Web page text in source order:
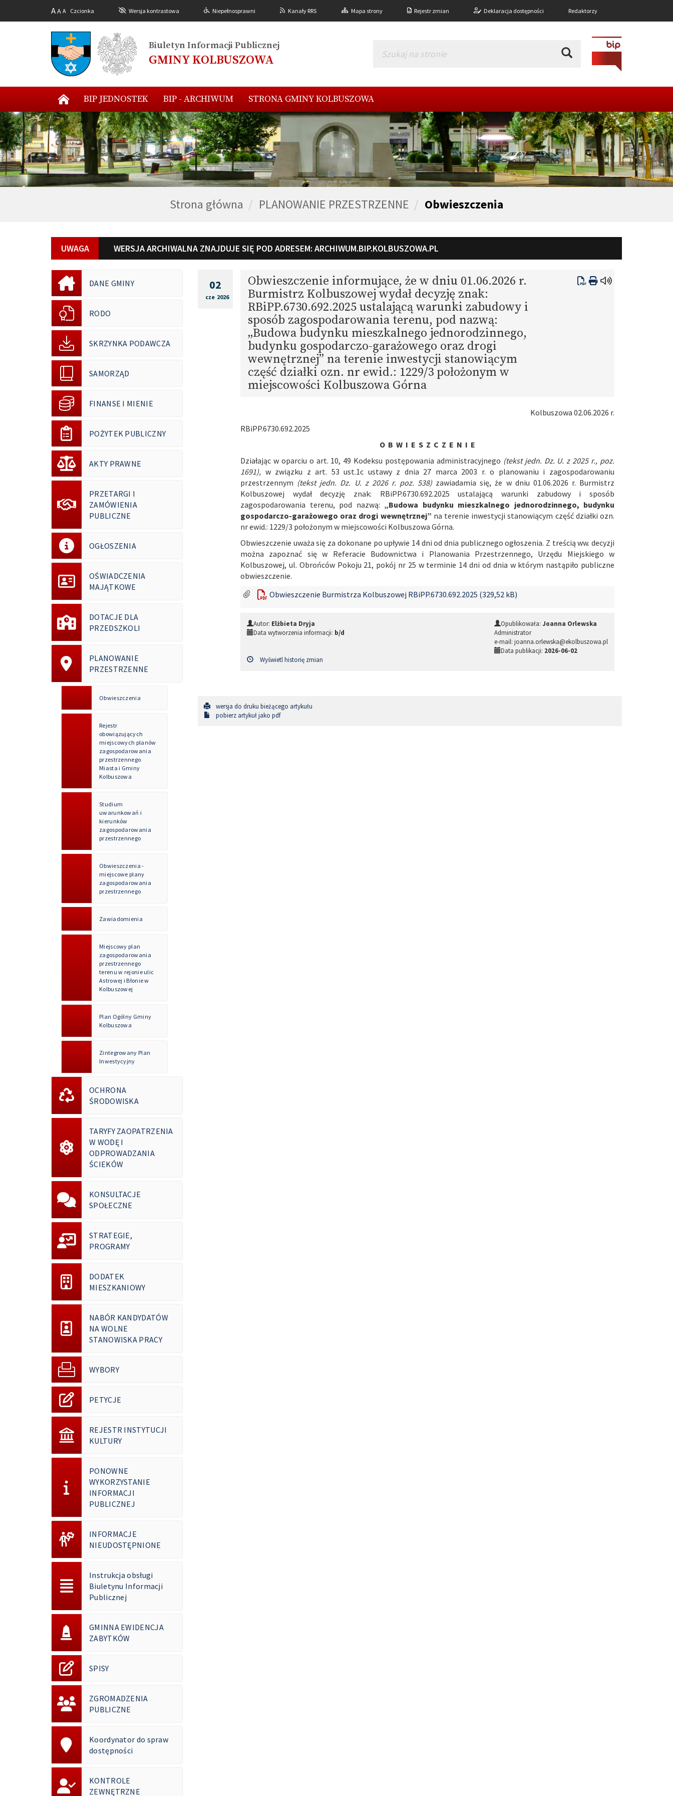
AA A Czcionka Wersja kontrastowa Niepełnosprawni Kanały RRS Mapa strony Rejestr zmian Deklaracja dostępności Redaktorzy
Biuletyn Informacji Publicznej
GMINY KOLBUSZOWA
BIP JEDNOSTEK BIP - ARCHIWUM STRONA GMINY KOLBUSZOWA
Strona główna PLANOWANIE PRZESTRZENNE Obwieszczenia
UWAGA WERSJA ARCHIWALNA ZNAJDUJE SIĘ POD ADRESEM: ARCHIWUM.BIP.KOLBUSZOWA.PL
DANE GMINY
RODO
SKRZYNKA PODAWCZA
SAMORZĄD
FINANSE I MIENIE
POŻYTEK PUBLICZNY
AKTY PRAWNE
PRZETARGI I
ZAMÓWIENIA
PUBLICZNE
OGŁOSZENIA
OŚWIADCZENIA
MAJĄTKOWE
DOTACJE DLA
PRZEDSZKOLI
PLANOWANIE
PRZESTRZENNE
Obwieszczenia
Rejestr
obowiązujących
miejscowych planów
zagospodarowania
przestrzennego
Miasta i Gminy
Kolbuszowa
Studium
uwarunkowań i
kierunków
zagospodarowania
przestrzennego
Obwieszczenia -
miejscowe plany
zagospodarowania
przestrzennego
Zawiadomienia
Miejscowy plan
zagospodarowania
przestrzennego
terenu w rejonie ulic
Astrowej i Błonie w
Kolbuszowej
Plan Ogólny Gminy
Kolbuszowa
Zintegrowany Plan
Inwestycyjny
OCHRONA
ŚRODOWISKA
TARYFY ZAOPATRZENIA
W WODĘ I
ODPROWADZANIA
ŚCIEKÓW
KONSULTACJE
SPOŁECZNE
STRATEGIE,
PROGRAMY
DODATEK
MIESZKANIOWY
NABÓR KANDYDATÓW
NA WOLNE
STANOWISKA PRACY
WYBORY
PETYCJE
REJESTR INSTYTUCJI
KULTURY
PONOWNE
WYKORZYSTANIE
INFORMACJI
PUBLICZNEJ
INFORMACJE
NIEUDOSTĘPNIONE
Instrukcja obsługi
Biuletynu Informacji
Publicznej
GMINNA EWIDENCJA
ZABYTKÓW
SPISY
ZGROMADZENIA
PUBLICZNE
Koordynator do spraw
dostępności
KONTROLE
ZEWNĘTRZNE
02
cze 2026
Obwieszczenie informujące, że w dniu 01.06.2026 r.
Burmistrz Kolbuszowej wydał decyzję znak:
RBiPP.6730.692.2025 ustalającą warunki zabudowy i
sposób zagospodarowania terenu, pod nazwą:
„Budowa budynku mieszkalnego jednorodzinnego,
budynku gospodarczo-garażowego oraz drogi
wewnętrznej” na terenie inwestycji stanowiącym
część działki ozn. nr ewid.: 1229/3 położonym w
miejscowości Kolbuszowa Górna
Kolbuszowa 02.06.2026 r.
RBiPP.6730.692.2025
O B W I E S Z C Z E N I E
Działając w oparciu o art. 10, 49 Kodeksu postępowania administracyjnego (tekst jedn. Dz. U. z 2025 r., poz.
1691), w związku z art. 53 ust.1c ustawy z dnia 27 marca 2003 r. o planowaniu i zagospodarowaniu
przestrzennym (tekst jedn. Dz. U. z 2026 r. poz. 538) zawiadamia się, że w dniu 01.06.2026 r. Burmistrz
Kolbuszowej wydał decyzję znak: RBiPP.6730.692.2025 ustalającą warunki zabudowy i sposób
zagospodarowania terenu, pod nazwą: „Budowa budynku mieszkalnego jednorodzinnego, budynku
gospodarczo-garażowego oraz drogi wewnętrznej” na terenie inwestycji stanowiącym część działki ozn.
nr ewid.: 1229/3 położonym w miejscowości Kolbuszowa Górna.
Obwieszczenie uważa się za dokonane po upływie 14 dni od dnia publicznego ogłoszenia. Z treścią ww. decyzji
można zapoznać się w Referacie Budownictwa i Planowania Przestrzennego, Urzędu Miejskiego w
Kolbuszowej, ul. Obrońców Pokoju 21, pokój nr 25 w terminie 14 dni od dnia w którym nastąpiło publiczne
obwieszczenie.
Obwieszczenie Burmistrza Kolbuszowej RBiPP.6730.692.2025 (329,52 kB)
Autor: Elżbieta Dryja
Data wytworzenia informacji: b/d
Opublikowała: Joanna Orlewska
Administrator
e-mail: joanna.orlewska@ekolbuszowa.pl
Data publikacji: 2026-06-02
Wyświetl historię zmian
wersja do druku bieżącego artykułu
pobierz artykuł jako pdf